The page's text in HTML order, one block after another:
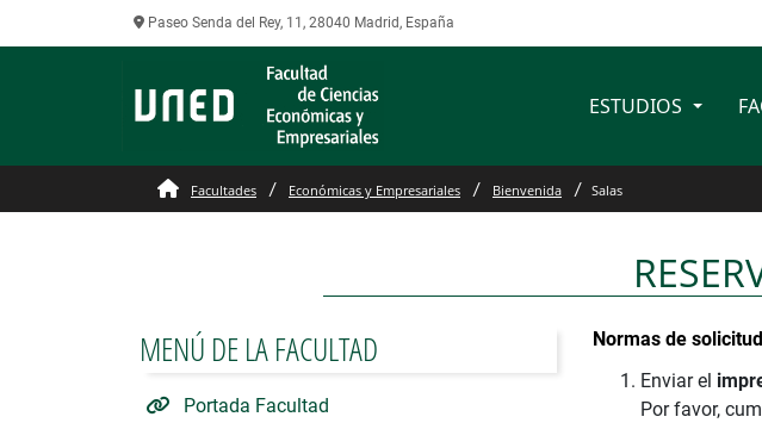
Paseo Senda del Rey, 11, 28040 Madrid, España
ESTUDIOS
Facultades Económicas y Empresariales Bienvenida Salas
MENÚ DE LA FACULTAD
Portada Facultad
Normas de
Enviar el
Por favor,